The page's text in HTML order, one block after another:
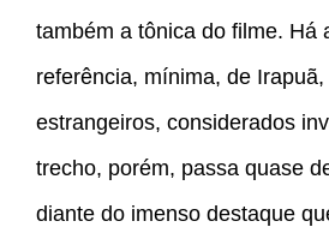
também a tônica do filme. Há
referência, mínima, de
estrangeiros, considerados
trecho, porém, passa quase
diante do imenso destaque